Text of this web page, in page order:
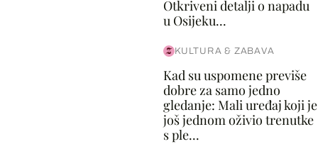
Otkriveni detalji o napadu
u Osijeku...
KULTURA & ZABAVA
Kad su uspomene previše
dobre za samo jedno
gledanje: Mali uređaj koji je
još jednom oživio trenutke
s ple...